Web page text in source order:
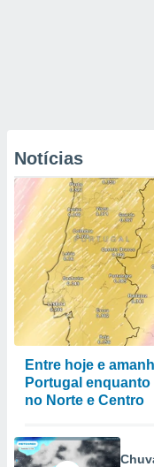
Notícias
Entre hoje e
Portugal
no Norte e Centro